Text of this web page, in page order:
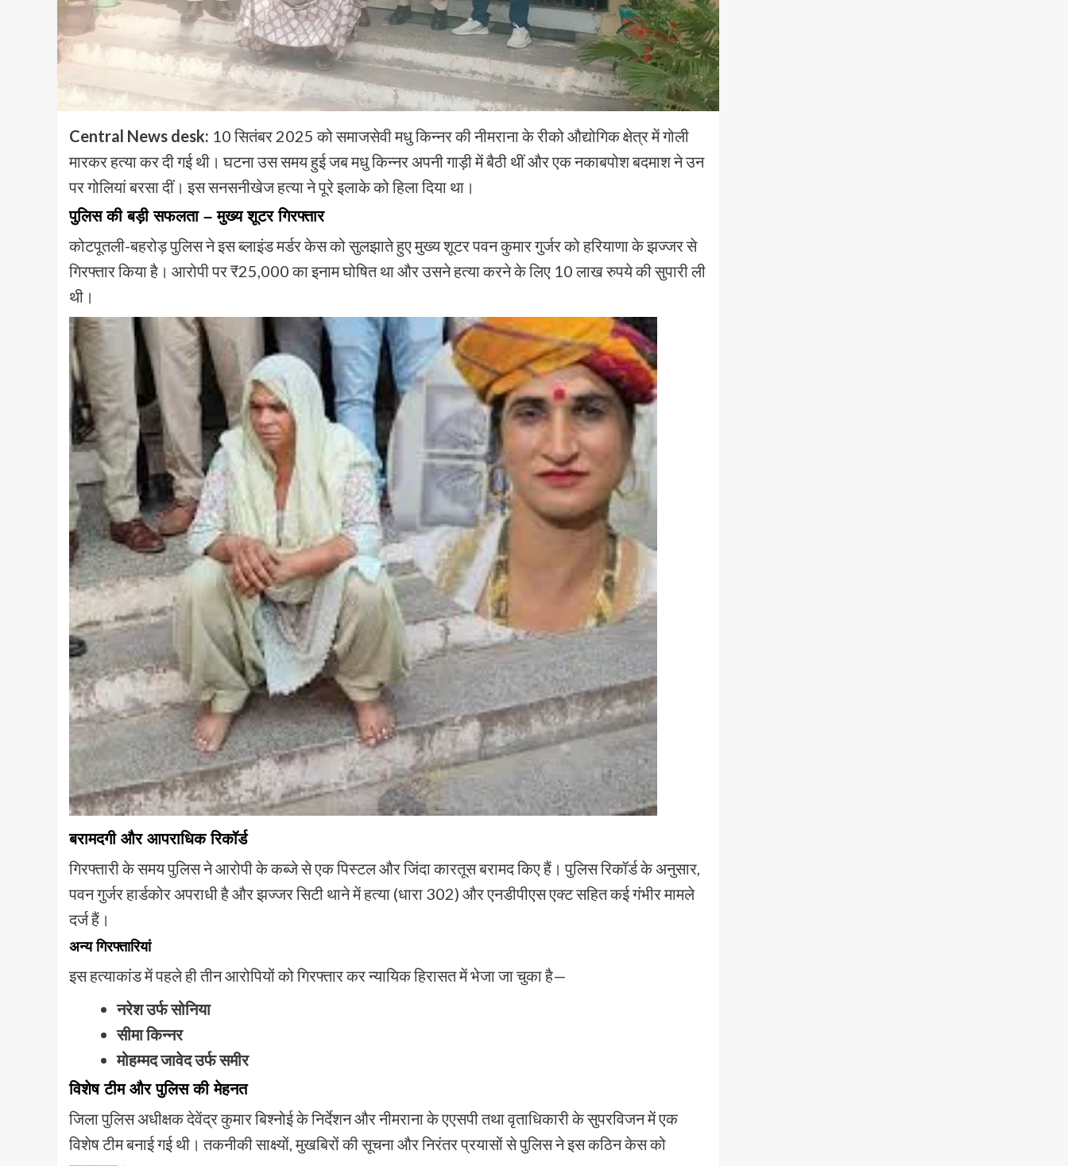
Central News desk: 10 सितंबर 2025 को समाजसेवी मधु किन्नर की नीमराना के रीको औद्योगिक क्षेत्र में गोली
मारकर हत्या कर दी गई थी। घटना उस समय हुई जब मधु किन्नर अपनी गाड़ी में बैठी थीं और एक नकाबपोश बदमाश ने उन
पर गोलियां बरसा दीं। इस सनसनीखेज हत्या ने पूरे इलाके को हिला दिया था।
पुलिस की बड़ी सफलता – मुख्य शूटर गिरफ्तार
कोटपूतली-बहरोड़ पुलिस ने इस ब्लाइंड मर्डर केस को सुलझाते हुए मुख्य शूटर पवन कुमार गुर्जर को हरियाणा के झज्जर से
गिरफ्तार किया है। आरोपी पर ₹25,000 का इनाम घोषित था और उसने हत्या करने के लिए 10 लाख रुपये की सुपारी ली
थी।
बरामदगी और आपराधिक रिकॉर्ड
गिरफ्तारी के समय पुलिस ने आरोपी के कब्जे से एक पिस्टल और जिंदा कारतूस बरामद किए हैं। पुलिस रिकॉर्ड के अनुसार,
पवन गुर्जर हार्डकोर अपराधी है और झज्जर सिटी थाने में हत्या (धारा 302) और एनडीपीएस एक्ट सहित कई गंभीर मामले
दर्ज हैं।
अन्य गिरफ्तारियां
इस हत्याकांड में पहले ही तीन आरोपियों को गिरफ्तार कर न्यायिक हिरासत में भेजा जा चुका है—
नरेश उर्फ सोनिया
सीमा किन्नर
मोहम्मद जावेद उर्फ समीर
विशेष टीम और पुलिस की मेहनत
जिला पुलिस अधीक्षक देवेंद्र कुमार बिश्नोई के निर्देशन और नीमराना के एएसपी तथा वृताधिकारी के सुपरविजन में एक
विशेष टीम बनाई गई थी। तकनीकी साक्ष्यों, मुखबिरों की सूचना और निरंतर प्रयासों से पुलिस ने इस कठिन केस को